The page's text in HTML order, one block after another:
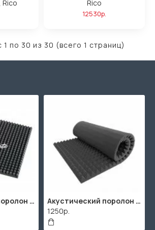
Rico
Rico
12530р.
1 по 30 из 30 (всего 1 страниц)
Акустический поролон "Пирамида" / 480x480х30мм / Темно-серый
Акустический поролон "Пирамида" / 2000х1000мм
1250р.